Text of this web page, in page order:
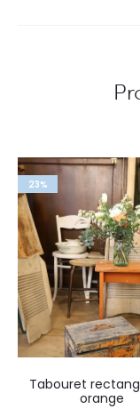
23%
Tabouret
orange